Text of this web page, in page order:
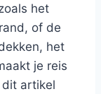
het
of de
het
je reis
dit artikel